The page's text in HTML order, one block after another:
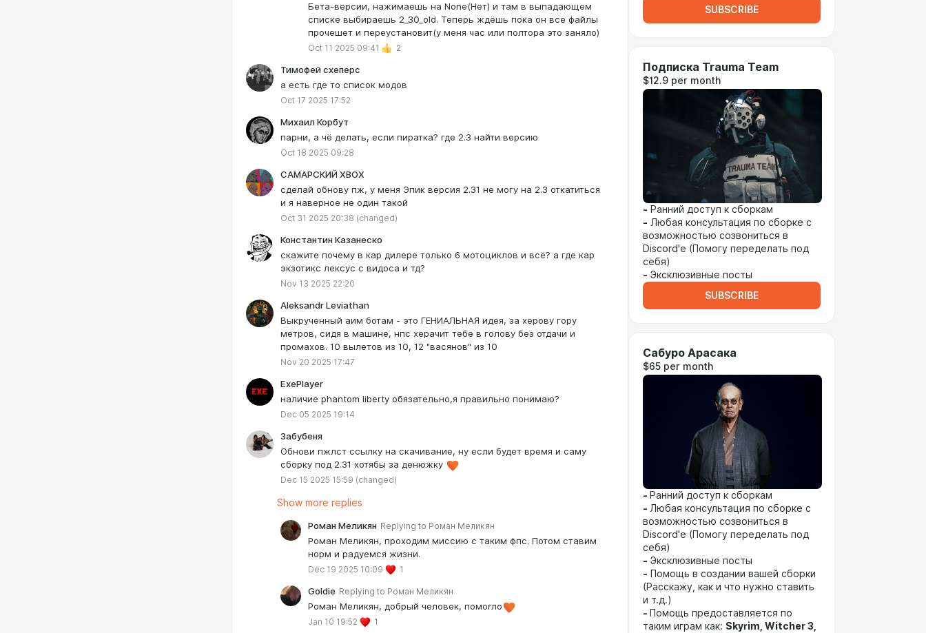
Бета-версии, нажимаешь на None(Нет) и там в выпадающем
списке выбираешь 2_30_old. Теперь ждёшь пока он все файлы
прочешет и переустановит(у меня час или полтора это заняло)
Oct 11 2025 09:41 2
Тимофей схеперс
а есть где то список модов
Oct 17 2025 17:52
Михаил Корбут
парни, а чё делать, если пиратка? где 2.3 найти версию
Oct 18 2025 09:28
САМАРСКИЙ XBOX
сделай обнову пж, у меня Эпик версия 2.31 не могу на 2.3 откатиться
и я наверное не один такой
Oct 31 2025 20:38 (changed)
Константин Казанеско
скажите почему в кар дилере только 6 мотоциклов и всё? а где кар
экзотикс лексус с видоса и тд?
Nov 13 2025 22:20
Aleksandr Leviathan
Выкрученный аим ботам - это ГЕНИАЛЬНАЯ идея, за херову гору
метров, сидя в машине, нпс херачит тебе в голову без отдачи и
промахов. 10 вылетов из 10, 12 "васянов" из 10
Nov 20 2025 17:47
ExePlayer
наличие phantom liberty обязательно,я правильно понимаю?
Dec 05 2025 19:14
Забубеня
Обнови пжлст ссылку на скачивание, ну если будет время и саму
сборку под 2.31 хотябы за денюжку
Dec 15 2025 15:59 (changed)
Show more replies
Роман Меликян Replying to Роман Меликян
Роман Меликян, проходим миссию с таким фпс. Потом ставим
норм и радуемся жизни.
Dec 19 2025 10:09 1
Goldie Replying to Роман Меликян
Роман Меликян, добрый человек, помогло
Jan 10 19:52 1
SUBSCRIBE
Подписка Trauma Team
$12.9 per month
- Ранний доступ к сборкам
- Любая консультация по сборке с
возможностью созвониться в
Discord'е (Помогу переделать под
себя)
- Эксклюзивные посты
SUBSCRIBE
Сабуро Арасака
$65 per month
- Ранний доступ к сборкам
- Любая консультация по сборке с
возможностью созвониться в
Discord'е (Помогу переделать под
себя)
- Эксклюзивные посты
- Помощь в создании вашей сборки
(Расскажу, как и что нужно ставить
и т.д.)
- Помощь предоставляется по
таким играм как: Skyrim, Witcher 3,